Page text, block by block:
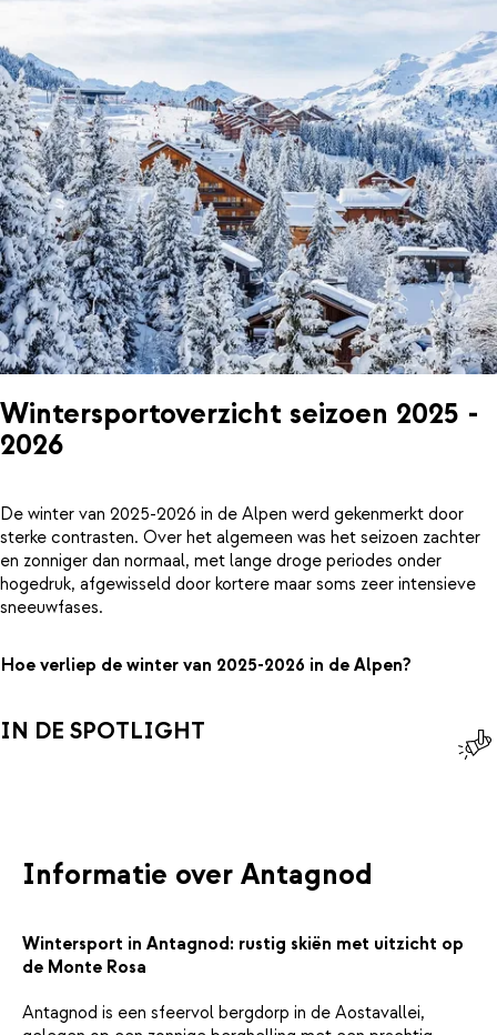
Wintersportoverzicht seizoen 2025 -
2026
De winter van 2025-2026 in de Alpen werd gekenmerkt door
sterke contrasten. Over het algemeen was het seizoen zachter
en zonniger dan normaal, met lange droge periodes onder
hogedruk, afgewisseld door kortere maar soms zeer intensieve
sneeuwfases.
Hoe verliep de winter van 2025-2026 in de Alpen?
IN DE SPOTLIGHT
Informatie over Antagnod
Wintersport in Antagnod: rustig skiën met uitzicht op
de Monte Rosa
Antagnod is een sfeervol bergdorp in de Aostavallei,